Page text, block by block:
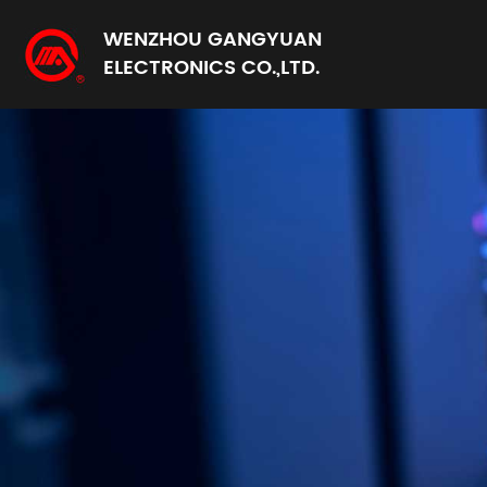
WENZHOU GANGYUAN
ELECTRONICS CO.,LTD.